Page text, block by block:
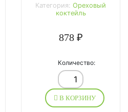
Категория: Ореховый
коктейль
878 ₽
Количество:
В КОРЗИНУ